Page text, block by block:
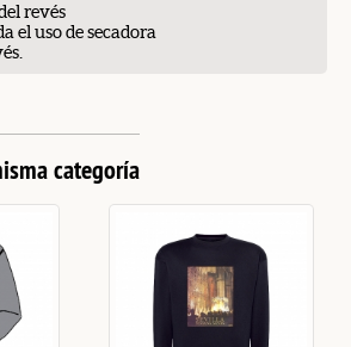
revés
el uso de secadora
categoría